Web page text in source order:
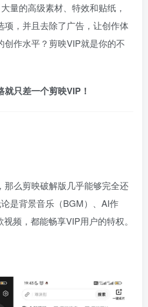
量的高级素材、特效和贴纸，
项，并且去除了广告，让创作体
作水平？剪映VIP就是你的不
只差一个剪映VIP！
那么剪映破解版几乎能够完全还
是背景音乐（BGM）、AI作
频，都能畅享VIP用户的特权。